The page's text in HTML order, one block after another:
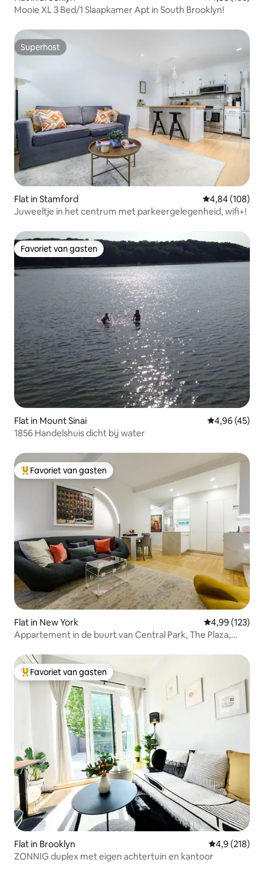
Mooie XL 3 Bed/1 Slaapkamer Apt in South Brooklyn!
Superhost
Superhost
Flat in Stamford Gemiddelde
4,84 (108)
Juweeltje in het centrum met parkeergelegenheid, wifi+!
Favoriet van gasten
Favoriet van gasten
Flat in Mount Sinai Gemiddelde
4,96 (45)
1856 Handelshuis dicht bij water
Topfavoriet van gasten
Favoriet van gasten
Flat in New York Gemiddelde
4,99 (123)
Appartement in de buurt van Central Park, The Plaza,
Topfavoriet van gasten
Favoriet van gasten
Flat in Brooklyn Gemiddelde
4,9 (218)
ZONNIG duplex met eigen achtertuin en kantoor